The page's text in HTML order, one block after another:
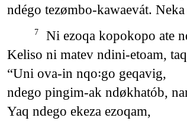
ndégo tezømbo-kawaevát.
7 Ni ezoqa kopokopo ate
Keliso ni matev ndini-etoam,
“Uni ova-in nqo꞉go geqavig,
ndego pingim-ak ndøkhatób,
Yaq ndego ekeza ezoqam,